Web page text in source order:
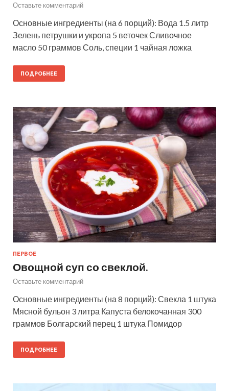
Оставьте комментарий
Основные ингредиенты (на 6 порций): Вода 1.5 литр
Зелень петрушки и укропа 5 веточек Сливочное
масло 50 граммов Соль, специи 1 чайная ложка
ПОДРОБНЕЕ
ПЕРВОЕ
Овощной суп со свеклой.
Оставьте комментарий
Основные ингредиенты (на 8 порций): Свекла 1 штука
Мясной бульон 3 литра Капуста белокочанная 300
граммов Болгарский перец 1 штука Помидор
ПОДРОБНЕЕ